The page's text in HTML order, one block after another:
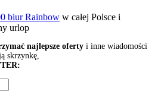
biur Rainbow w całej Polsce i
urlop
najlepsze oferty i inne wiadomości
skrzynkę,